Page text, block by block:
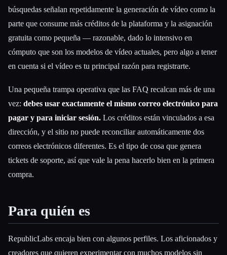
búsquedas señalan repetidamente la generación de vídeo como la
parte que consume más créditos de la plataforma y la asignación
gratuita como pequeña — razonable, dado lo intensivo en
cómputo que son los modelos de vídeo actuales, pero algo a tener
en cuenta si el vídeo es tu principal razón para registrarte.
Una pequeña trampa operativa que las FAQ recalcan más de una
vez: debes usar exactamente el mismo correo electrónico para
pagar y para iniciar sesión. Los créditos están vinculados a esa
dirección, y el sitio no puede reconciliar automáticamente dos
correos electrónicos diferentes. Es el tipo de cosa que genera
tickets de soporte, así que vale la pena hacerlo bien en la primera
compra.
Para quién es
RepublicLabs encaja bien con algunos perfiles. Los aficionados y
creadores que quieren experimentar con muchos modelos sin